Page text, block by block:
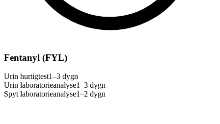
Fentanyl (FYL)
Urin hurtigtest1–3 dygn
Urin laboratorieanalyse1–3 dygn
Spyt laboratorieanalyse1–2 dygn